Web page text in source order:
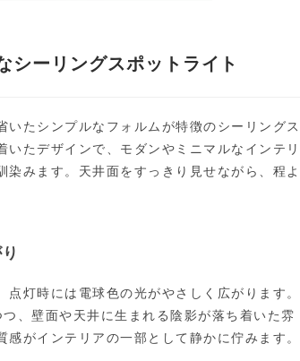
シーリングスポットライト
たシンプルなフォルムが特徴のシーリングス
たデザインで、モダンやミニマルなインテリ
みます。天井面をすっきり見せながら、程よ
灯時には電球色の光がやさしく広がります。
、壁面や天井に生まれる陰影が落ち着いた雰
がインテリアの一部として静かに佇みます。